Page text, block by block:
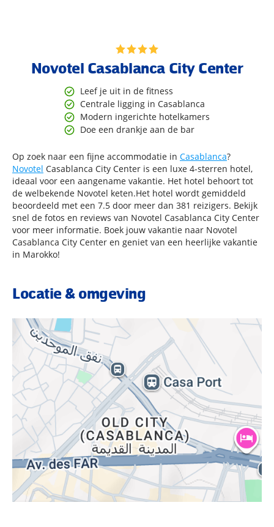
Novotel Casablanca City Center
Leef je uit in de fitness
Centrale ligging in Casablanca
Modern ingerichte hotelkamers
Doe een drankje aan de bar
Op zoek naar een fijne accommodatie in Casablanca?
Novotel Casablanca City Center is een luxe 4-sterren hotel,
ideaal voor een aangename vakantie. Het hotel behoort tot
de welbekende Novotel keten.Het hotel wordt gemiddeld
beoordeeld met een 7.5 door meer dan 381 reizigers. Bekijk
snel de fotos en reviews van Novotel Casablanca City Center
voor meer informatie. Boek jouw vakantie naar Novotel
Casablanca City Center en geniet van een heerlijke vakantie
in Marokko!
Locatie & omgeving